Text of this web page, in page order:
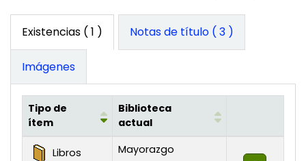
Existencias ( 1 ) Notas de título ( 3 )
Imágenes
Existencias
Tipo de
ítem
Biblioteca
actual
Libros Mayorazgo